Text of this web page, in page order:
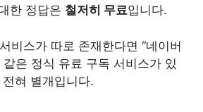
한 정답은 철저히 무료입니다.
비스가 따로 존재한다면 “네이버
같은 정식 유료 구독 서비스가 있
혀 별개입니다.